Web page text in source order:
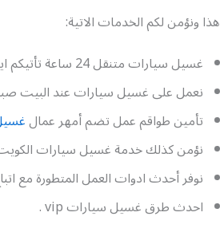
هذا ونؤمن لكم الخدمات الاتية:
غسيل سيارات متنقل 24 ساعة تأتيكم اينما تواجدتم في مختلف مناطق الكويت أو صبحان.
نعمل على غسيل سيارات عند البيت
تأمين طواقم عمل تضم أمهر عمال
نؤمن كذلك خدمة غسيل سيارات
نوفر أحدث ادوات العمل المتطورة مع
احدث طرق غسيل سيارات vip .